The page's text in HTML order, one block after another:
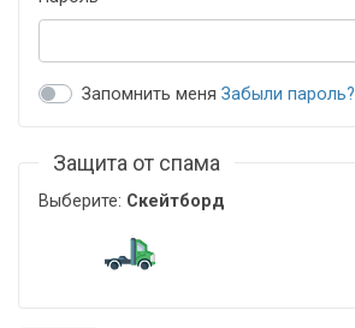
Запомнить меня Забыли пароль?
Защита от спама
Выберите: Скейтборд